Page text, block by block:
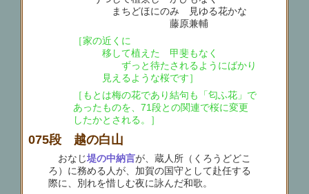
まちどほにのみ 見ゆる花かな
藤原兼輔
［家の近くに
移して植えた 甲斐もなく
ずっと待たされるようにばかり
見えるような桜です］
［もとは梅の花であり結句も「匂ふ花」で
あったものを、71段との関連で桜に変更
したかとされる。］
075段 越の白山
おなじ堤の中納言が、蔵人所（くろうどどこ
ろ）に務める人が、加賀の国守として赴任する
際に、別れを惜しむ夜に詠んだ和歌。